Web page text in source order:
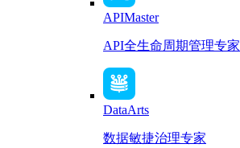
APIMaster
API全生命周期管理专家
DataArts
数据敏捷治理专家